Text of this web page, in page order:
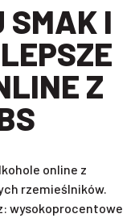
Z
online z
rzemieślników.
wysokoprocentowe